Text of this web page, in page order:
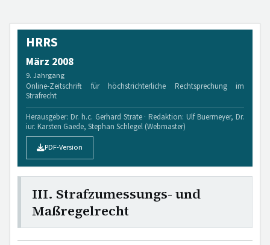
HRRS
März 2008
9. Jahrgang
Online-Zeitschrift für höchstrichterliche Rechtsprechung im
Strafrecht
Herausgeber: Dr. h.c. Gerhard Strate · Redaktion: Ulf Buermeyer, Dr.
iur. Karsten Gaede, Stephan Schlegel (Webmaster)
PDF-Version
III. Strafzumessungs- und
Maßregelrecht